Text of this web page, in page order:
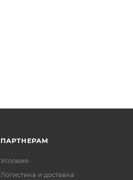
ПАРТНЕРАМ
Условия
Логистика и доставка